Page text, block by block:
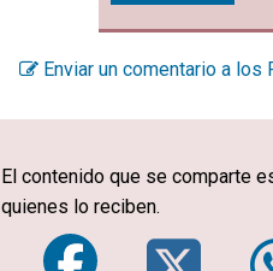
Enviar un comentario a los
El contenido que se comparte
quienes lo reciben.